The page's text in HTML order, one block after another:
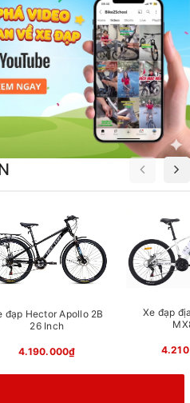
đạp Hector Apollo 2B
26 Inch
4.190.000₫
Xe đạp